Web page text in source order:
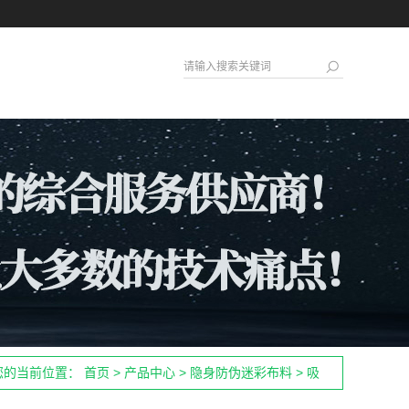
的当前位置： 首页 > 产品中心 > 隐身防伪迷彩布料 > 吸